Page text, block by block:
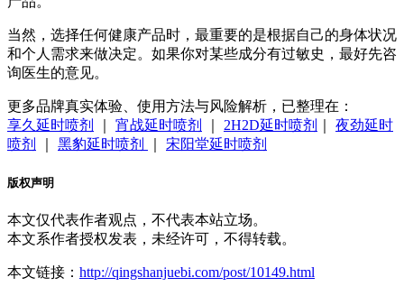
当然，选择任何健康产品时，最重要的是根据自己的身体状况
和个人需求来做决定。如果你对某些成分有过敏史，最好先咨
询医生的意见。
更多品牌真实体验、使用方法与风险解析，已整理在：
享久延时喷剂
宵战延时喷剂 2H2D延时喷剂
夜劲延时
喷剂
黑豹延时喷剂 宋阳堂延时喷剂
版权声明
本文仅代表作者观点，不代表本站立场。
本文系作者授权发表，未经许可，不得转载。
本文链接： http://qingshanjuebi.com/post/10149.html